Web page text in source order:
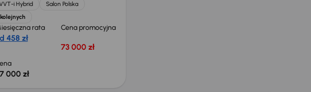
i Hybrid
Salon Polska
rata
458 zł
Cena promocyjna
73 000 zł
000 zł